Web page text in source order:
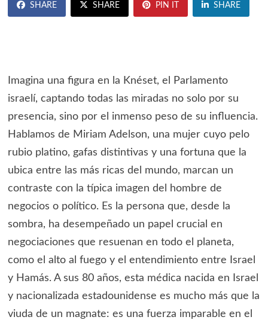
SHARE SHARE PIN IT SHARE
Imagina una figura en la Knéset, el Parlamento
israelí, captando todas las miradas no solo por su
presencia, sino por el inmenso peso de su influencia.
Hablamos de Miriam Adelson, una mujer cuyo pelo
rubio platino, gafas distintivas y una fortuna que la
ubica entre las más ricas del mundo, marcan un
contraste con la típica imagen del hombre de
negocios o político. Es la persona que, desde la
sombra, ha desempeñado un papel crucial en
negociaciones que resuenan en todo el planeta,
como el alto al fuego y el entendimiento entre Israel
y Hamás. A sus 80 años, esta médica nacida en Israel
y nacionalizada estadounidense es mucho más que la
viuda de un magnate: es una fuerza imparable en el